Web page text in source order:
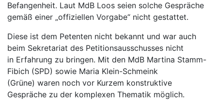
Befangenheit. Laut MdB Loos seien solche Gespräche
gemäß einer „offiziellen Vorgabe“ nicht gestattet.
Diese ist dem Petenten nicht bekannt und war auch
beim Sekretariat des Petitionsausschusses nicht
in Erfahrung zu bringen. Mit den MdB Martina Stamm-
Fibich (SPD) sowie Maria Klein-Schmeink
(Grüne) waren noch vor Kurzem konstruktive
Gespräche zu der komplexen Thematik möglich.